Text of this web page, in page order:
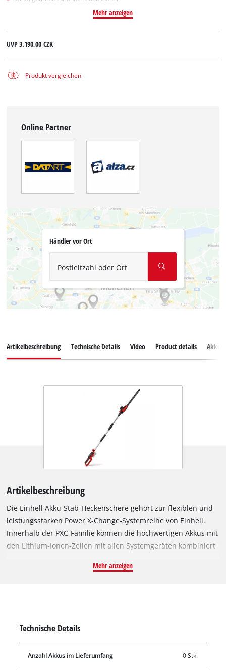
Mehr anzeigen
UVP3.190,00 CZK
Produkt vergleichen
Online Partner
Händler vor Ort
Postleitzahl oder Ort
Artikelbeschreibung Technische Details Video Product details
Artikelbeschreibung
Die Einhell Akku-Stab-Heckenschere gehört zur flexiblen und
leistungsstarken Power X-Change-Systemreihe von Einhell.
Innerhalb der PXC-Familie können die hochwertigen Akkus mit
den Lithium-Ionen-Zellen mit allen Systemgeräten kombiniert
lasergeschnittenem und diamantgeschliffenem Stahl
sicheren, festen Halt und unterstützt zusammen mit dem
Tragegurt das ergonomische Arbeiten. Das robuste
Metallgetriebe ist auf eine hohe Lebensdauer ausgerichtet.
Mehr anzeigen
Technische Details
Anzahl Akkus im Lieferumfang 0 Stk.